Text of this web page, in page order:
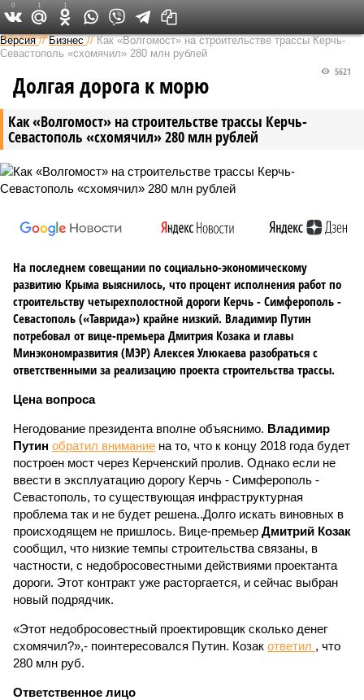
Федеральный выпуск
Версия //Бизнес //Как «Волгомост» на строительстве трассы Керчь-
Севастополь «схомячил» 280 млн рублей
Как «Волгомост» на строительстве трассы Керчь-
Севастополь «схомячил» 280 млн рублей
5621
Долгая дорога к морю
На последнем совещании по социально-экономическому
развитию Крыма выяснилось, что процент исполнения работ по
строительству четырехполостной дороги Керчь - Симферополь -
Севастополь («Таврида») крайне низкий. Владимир Путин
потребовал от вице-премьера Дмитрия Козака и главы
Минэкономразвития (МЭР) Алексея Улюкаева разобраться с
ответственными за реализацию проекта строительства трассы.
Цена вопроса
Негодование президента вполне объяснимо. Владимир
Путин обратил внимание на то, что к концу 2018 года будет
построен мост через Керченский пролив. Однако если не
ввести в эксплуатацию дорогу Керчь - Симферополь -
Севастополь, то существующая инфраструктурная
проблема так и не будет решена..Долго искать виновных в
происходящем не пришлось. Вице-премьер Дмитрий Козак
сообщил, что низкие темпы строительства связаны, в
частности, с недобросовестными действиями проектанта
дороги. Этот контракт уже расторгается, и сейчас выбран
новый подрядчик.
«Этот недобросовестный проектировщик сколько денег
схомячил?»,- поинтересовался Путин. Козак ответил , что
280 млн руб.
Ответственное лицо
0 1 1